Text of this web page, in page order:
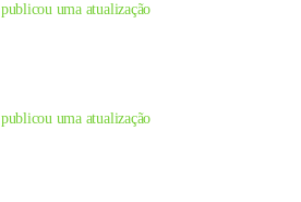
publicou uma atualização
publicou uma atualização